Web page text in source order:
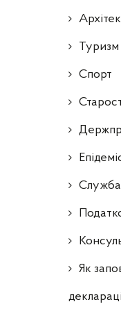
Туризм
Спорт
Служба
Як